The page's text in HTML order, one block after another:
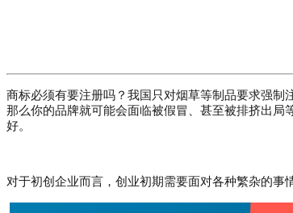
商标必须有要注册吗？我国只对烟草等制品要求强制
那么你的品牌就可能会面临被假冒、甚至被排挤出
好。
对于初创企业而言，创业初期需要面对各种繁杂的